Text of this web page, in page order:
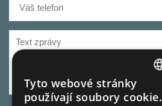
Tyto webové stránky
používají soubory cookie.